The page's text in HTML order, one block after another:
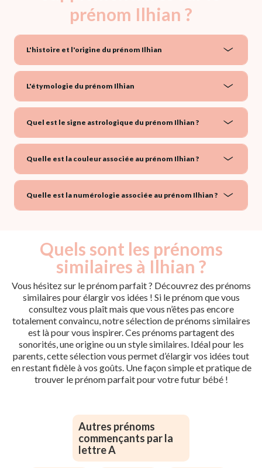
prénom Ilhian ?
L'histoire et l'origine du prénom Ilhian
L'étymologie du prénom Ilhian
Quel est le signe astrologique du prénom Ilhian ?
Quelle est la couleur associée au prénom Ilhian ?
Quelle est la numérologie associée au prénom Ilhian ?
Quels sont les prénoms
similaires à Ilhian ?
Vous hésitez sur le prénom parfait ? Découvrez des prénoms
similaires pour élargir vos idées ! Si le prénom que vous
consultez vous plaît mais que vous n’êtes pas encore
totalement convaincu, notre sélection de prénoms similaires
est là pour vous inspirer. Ces prénoms partagent des
sonorités, une origine ou un style similaires. Idéal pour les
parents, cette sélection vous permet d’élargir vos idées tout
en restant fidèle à vos goûts. Une façon simple et pratique de
trouver le prénom parfait pour votre futur bébé !
Autres prénoms
commençants par la
lettre A